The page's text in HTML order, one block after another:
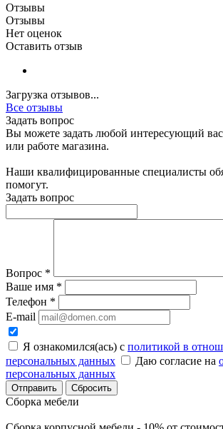
Отзывы
Отзывы
Нет оценок
Оставить отзыв
Загрузка отзывов...
Все отзывы
Задать вопрос
Вы можете задать любой интересующий
или работе магазина.
Наши квалифицированные специалисты
помогут.
Задать вопрос
Вопрос *
Ваше имя *
Телефон *
E-mail
Я ознакомился(ась) с политикой в
персональных данных
Даю согласие на
персональных данных
Сбросить
Сборка мебели